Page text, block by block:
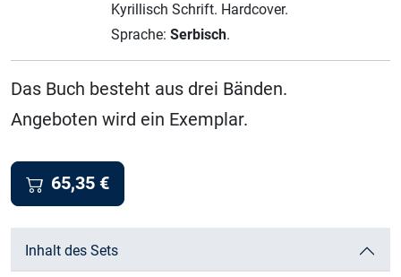
Kyrillisch Schrift. Hardcover.
Sprache: Serbisch.
Das Buch besteht aus drei Bänden.
Angeboten wird ein Exemplar.
65,35 €
Inhalt des Sets